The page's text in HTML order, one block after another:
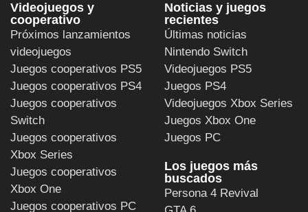
Videojuegos y
cooperativo
Próximos lanzamientos
videojuegos
Juegos cooperativos PS5
Juegos cooperativos PS4
Juegos cooperativos
Switch
Juegos cooperativos
Xbox Series
Juegos cooperativos
Xbox One
Juegos cooperativos PC
Noticias y juegos
recientes
Últimas noticias
Nintendo Switch
Videojuegos PS5
Juegos PS4
Videojuegos Xbox Series
Juegos Xbox One
Juegos PC
Los juegos más
buscados
Persona 4 Revival